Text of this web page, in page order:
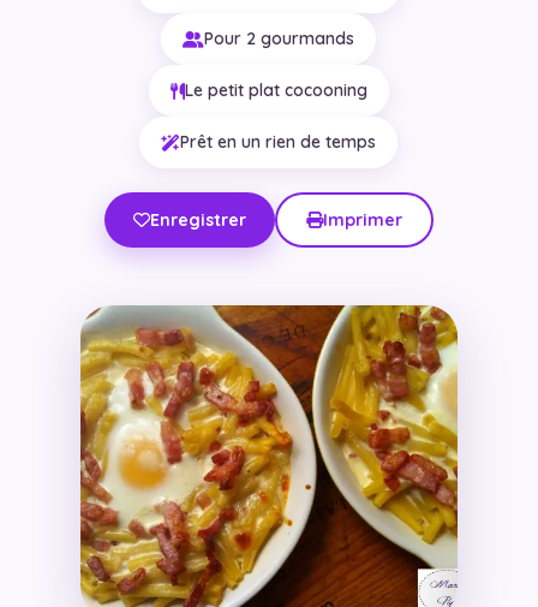
Pour 2 gourmands
Le petit plat cocooning
Prêt en un rien de temps
Enregistrer Imprimer